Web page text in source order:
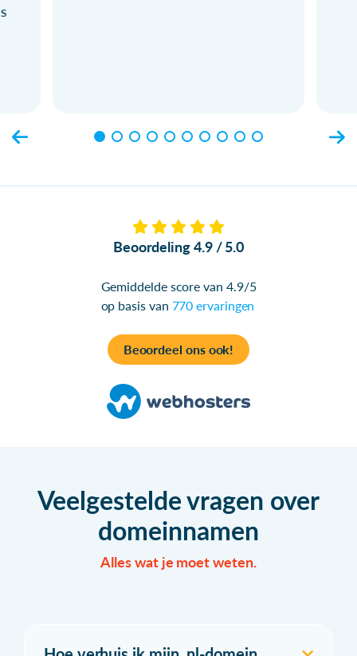
Beoordeling 4.9 / 5.0
Gemiddelde score van 4.9/5
op basis van 770 ervaringen
Beoordeel ons ook!
Veelgestelde vragen over
domeinnamen
Alles wat je moet weten.